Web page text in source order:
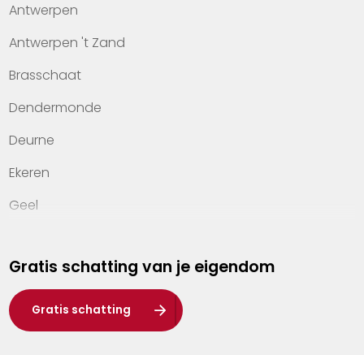
Kennis van wonen
Kantoren
Veelgestelde vragen
Werken bij Heylen Vastgoed
Contact
Antwerpen
Antwerpen 't Zand
Brasschaat
Dendermonde
Deurne
Ekeren
Geel
Hasselt
Heist-op-den-Berg
Herentals
Gratis schatting van je eigendom
Gratis schatting